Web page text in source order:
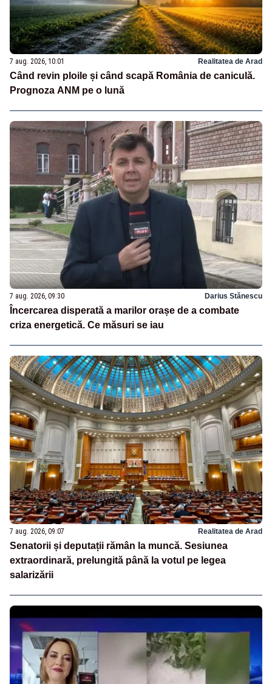
7 aug. 2026, 10:01 Realitatea de Arad
Când revin ploile și când scapă România de caniculă.
Prognoza ANM pe o lună
7 aug. 2026, 09:30 Darius Stănescu
Încercarea disperată a marilor orașe de a combate
criza energetică. Ce măsuri se iau
7 aug. 2026, 09:07 Realitatea de Arad
Senatorii și deputații rămân la muncă. Sesiunea
extraordinară, prelungită până la votul pe legea
salarizării